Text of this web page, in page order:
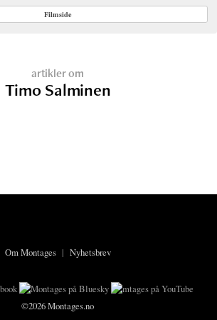
Filmside
artikler om
Timo Salminen
Om Montages| Nyhetsbrev
©2026 Montages.no